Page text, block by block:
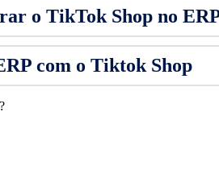
o TikTok Shop no
com o Tiktok Shop